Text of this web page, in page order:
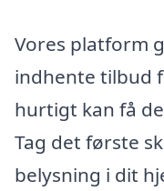
Vores platform
indhente tilbud
hurtigt kan få
Tag det første
belysning i dit